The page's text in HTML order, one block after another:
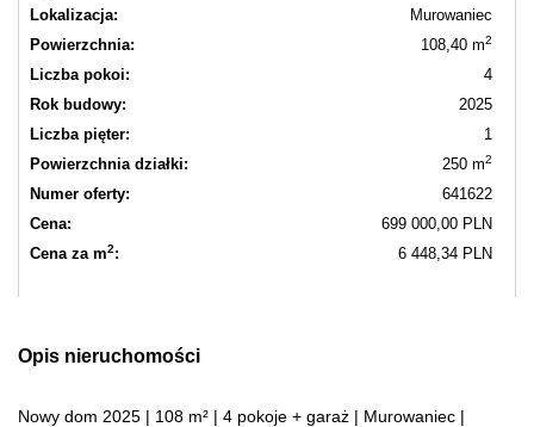
Lokalizacja:
Murowaniec
Powierzchnia:
108,40 m2
Liczba pokoi:
4
Rok budowy:
2025
Liczba pięter:
1
Powierzchnia działki:
250 m2
Numer oferty:
641622
Cena:
699 000,00 PLN
Cena za m2: 6 448,34 PLN
Opis nieruchomości
Nowy dom 2025 | 108 m² | 4 pokoje + garaż | Murowaniec |